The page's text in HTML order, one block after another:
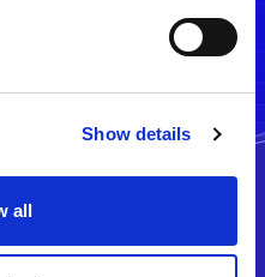
Show details
all